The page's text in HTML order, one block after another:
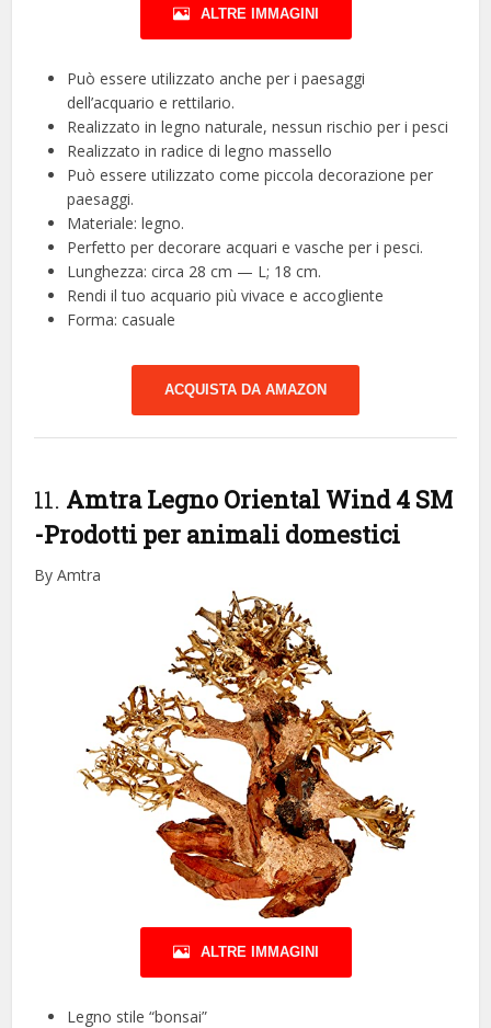
ALTRE IMMAGINI
Può essere utilizzato anche per i paesaggi
dell’acquario e rettilario.
Realizzato in legno naturale, nessun rischio per i pesci
Realizzato in radice di legno massello
Può essere utilizzato come piccola decorazione per
paesaggi.
Materiale: legno.
Perfetto per decorare acquari e vasche per i pesci.
Lunghezza: circa 28 cm — L; 18 cm.
Rendi il tuo acquario più vivace e accogliente
Forma: casuale
ACQUISTA DA AMAZON
11. Amtra Legno Oriental Wind 4 SM
-Prodotti per animali domestici
By Amtra
ALTRE IMMAGINI
Legno stile “bonsai”